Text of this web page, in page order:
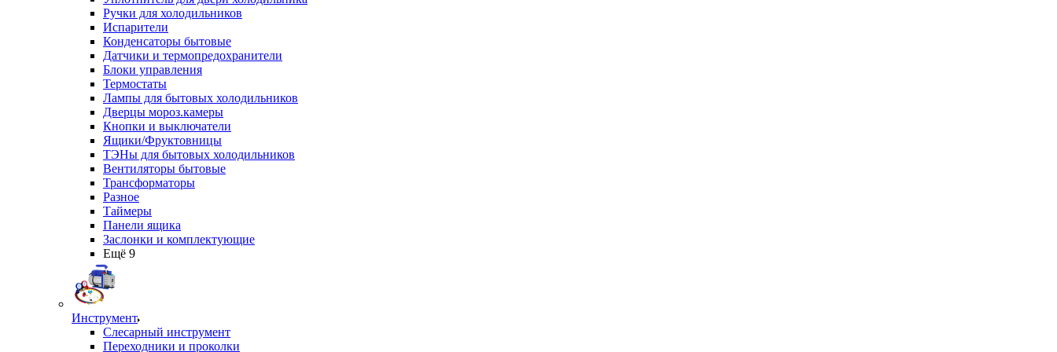
Ручки для холодильников
Испарители
Конденсаторы бытовые
Датчики и термопредохранители
Блоки управления
Термостаты
Лампы для бытовых холодильников
Дверцы мороз.камеры
Кнопки и выключатели
Ящики/Фруктовницы
ТЭНы для бытовых холодильников
Вентиляторы бытовые
Трансформаторы
Разное
Таймеры
Панели ящика
Заслонки и комплектующие
Ещё 9
Инструмент
Слесарный инструмент
Переходники и проколки